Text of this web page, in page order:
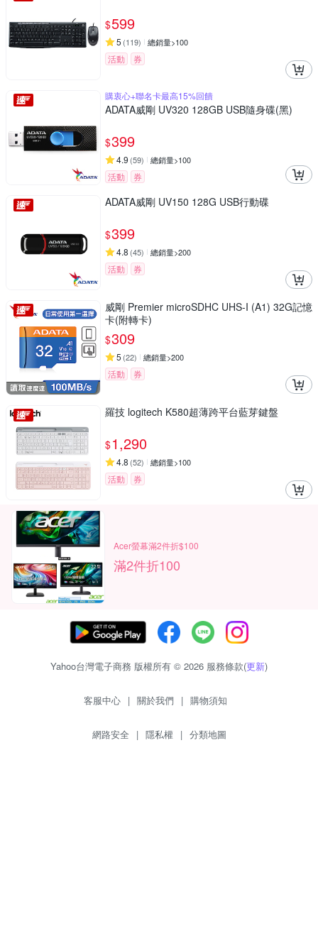
$599
5 (119) 總銷量>100
活動 券
購衷心+聯名卡最高15%回饋
ADATA威剛 UV320 128GB USB隨身碟(黑)
$399
4.9 (59) 總銷量>100
活動 券
ADATA威剛 UV150 128G USB行動碟
$399
4.8 (45) 總銷量>200
活動 券
威剛 Premier microSDHC UHS-I (A1) 32G記憶
卡(附轉卡)
$309
5 (22) 總銷量>200
活動 券
羅技 logitech K580超薄跨平台藍芽鍵盤
$1,290
4.8 (52) 總銷量>100
活動 券
Acer螢幕滿2件折$100
滿2件折100
Yahoo台灣電子商務 版權所有 © 2026 服務條款(更新)
客服中心 | 關於我們 | 購物須知
網路安全 | 隱私權 | 分類地圖